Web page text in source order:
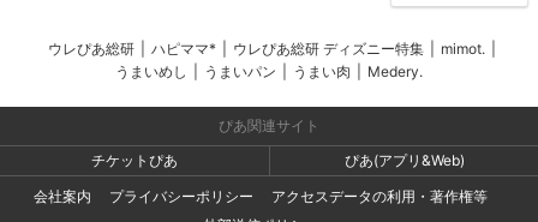
ウレぴあ総研 ハピママ* ウレぴあ総研 ディズニー特集 mimot.
うまいめし
うまいパン うまい肉 Medery.
ぴあ関連サイト
チケットぴあ
ぴあ(アプリ&Web)
会社案内
プライバシーポリシー
アクセスデータの利用・著作権等